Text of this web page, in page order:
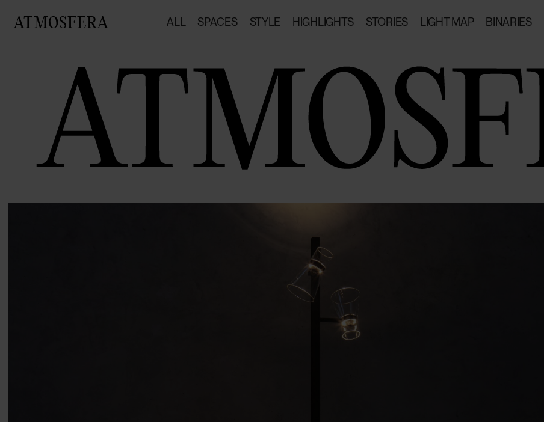
ATMOSFERA ALL SPACES STYLE HIGHLIGHTS STORIES LIGHT MAP BINARIES